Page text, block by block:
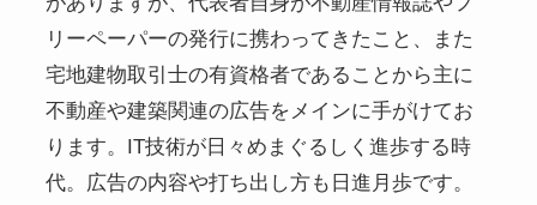
リーペーパーの発行に携わってきたこと、また
宅地建物取引士の有資格者であることから主に
不動産や建築関連の広告をメインに手がけてお
ります。IT技術が日々めまぐるしく進歩する時
代。広告の内容や打ち出し方も日進月歩です。